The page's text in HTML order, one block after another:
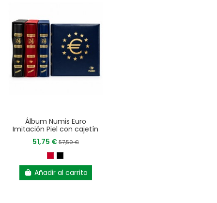
Álbum Numis Euro
Imitación Piel con cajetín
51,75 €57,50 €
Añadir al carrito